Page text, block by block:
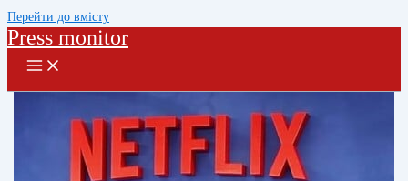
Перейти до вмісту
Press monitor